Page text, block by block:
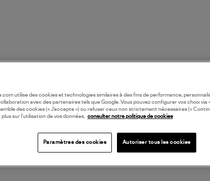
utilise des cookies et technologies similaires à des fins de performance,
avec des partenaires tels que Google. Vous pouvez configurer vos choix via
des cookies (« J’accepte ») ou refuser ceux non strictement nécessaires («
plus sur l’utilisation de vos données,
consulter notre politique de cookies
Paramètres des cookies Autoriser tous les cookies